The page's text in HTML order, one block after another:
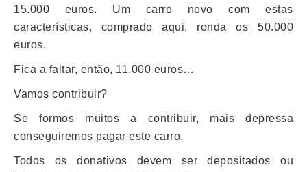
15.000 euros. Um carro novo com estas
características, comprado aqui, ronda os 50.000
euros.
Fica a faltar, então, 11.000 euros…
Vamos contribuir?
Se formos muitos a contribuir, mais depressa
conseguiremos pagar este carro.
Todos os donativos devem ser depositados ou